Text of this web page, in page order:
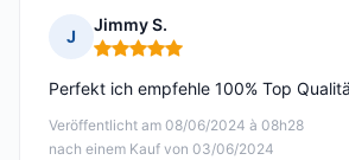
J
Jimmy S.
Hinweis: 5 von 5
Veröffentlicht am 08/06/2024 à 08h28
nach einem Kauf von 03/06/2024
Perfekt ich empfehle 100% Top